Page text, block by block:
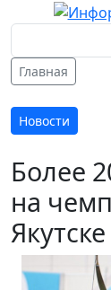
Главная
Новости
Более
на
Якутске